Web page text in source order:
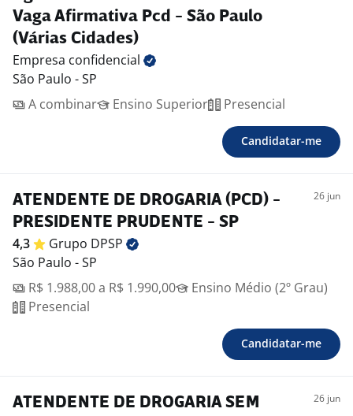
Vaga Afirmativa Pcd - São Paulo
(Várias Cidades)
Empresa confidencial
São Paulo - SP
A combinar
Ensino Superior Presencial
Candidatar-me
ATENDENTE DE DROGARIA (PCD) -
PRESIDENTE PRUDENTE - SP
26 jun
4,3 Grupo DPSP
São Paulo - SP
R$ 1.988,00 a R$ 1.990,00
Ensino Médio (2º Grau)
Presencial
Candidatar-me
ATENDENTE DE DROGARIA SEM
26 jun